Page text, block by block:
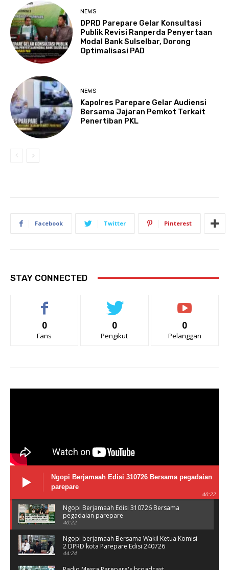
NEWS
DPRD Parepare Gelar Konsultasi
Publik Revisi Ranperda Penyertaan
Modal Bank Sulselbar, Dorong
Optimalisasi PAD
NEWS
Kapolres Parepare Gelar Audiensi
Bersama Jajaran Pemkot Terkait
Penertiban PKL
Facebook Twitter Pinterest
STAY CONNECTED
0
Fans
0
Pengikut
0
Pelanggan
Ngopi Berjamaah Edisi 310726 Bersama pegadaian
parepare
40:22
Ngopi Berjamaah Edisi 310726 Bersama
pegadaian parepare
40:22
Ngopi berjamaah Bersama Wakil Ketua Komisi
2 DPRD kota Parepare Edisi 240726
44:24